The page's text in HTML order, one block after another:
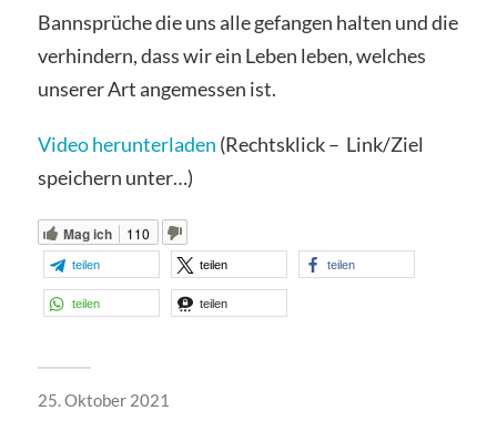
Bannsprüche die uns alle gefangen halten und die
verhindern, dass wir ein Leben leben, welches
unserer Art angemessen ist.
Video herunterladen (Rechtsklick – Link/Ziel
speichern unter…)
Mag ich 110
teilen teilen teilen
teilen teilen
25. Oktober 2021